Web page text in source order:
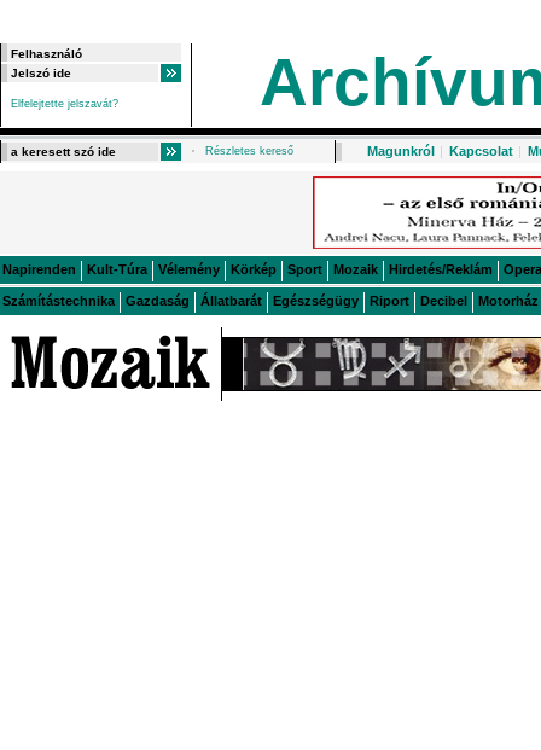
Elfelejtette jelszavát?
Részletes kereső Magunkról | Kapcsolat |
Napirenden Kult-Túra Vélemény Körkép Sport Mozaik Hirdetés/Reklám Opera
Számítástechnika Gazdaság Állatbarát Egészségügy Riport Decibel Motorház